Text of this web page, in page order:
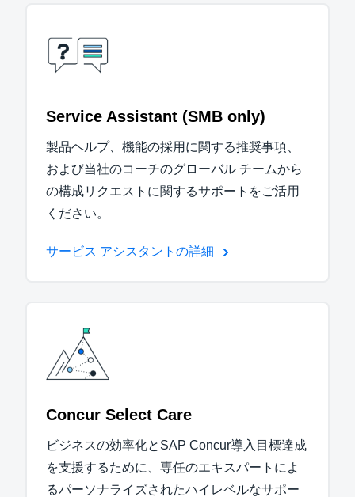
Service Assistant (SMB only)
製品ヘルプ、機能の採用に関する推奨事項、
および当社のコーチのグローバル チームから
の構成リクエストに関するサポートをご活用
ください。
サービス アシスタントの詳細
Concur Select Care
ビジネスの効率化とSAP Concur導入目標達成
を支援するために、専任のエキスパートによ
るパーソナライズされたハイレベルなサポー